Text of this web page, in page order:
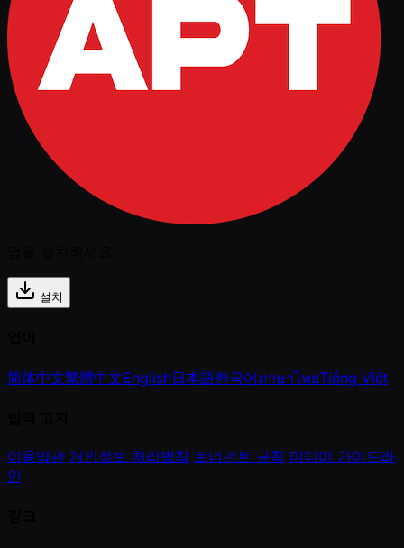
설치
简体中文繁體中文English日本語한국어ภาษาไทยTiếng Việt
이용약관 개인정보 처리방침 토너먼트 규칙 미디어 가이드라
인